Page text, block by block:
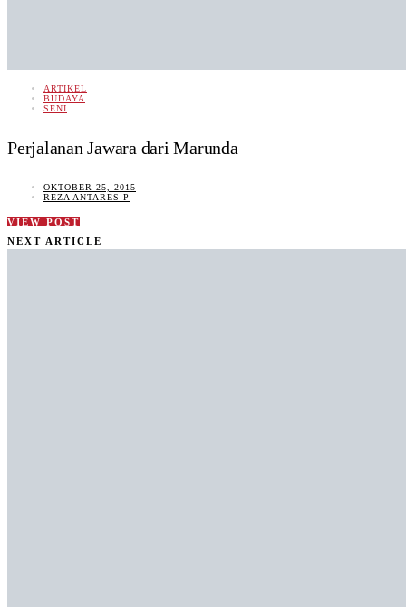
ARTIKEL
BUDAYA
SENI
Perjalanan Jawara dari Marunda
OKTOBER 25, 2015
REZA ANTARES P
VIEW POST
NEXT ARTICLE